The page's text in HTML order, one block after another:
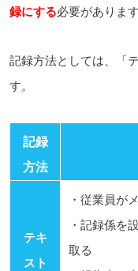
録にする必要があります
記録方法としては、「
す。
記録
方法
テキ
スト
・従業員が
・記録係を
取る